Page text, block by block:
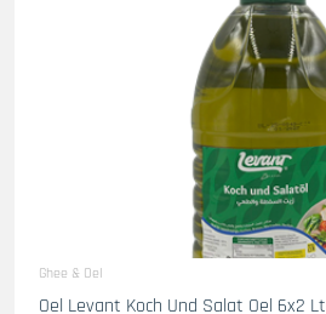
Ghee & Oel
Oel Levant Koch Und Salat Oel 6x2 Lt